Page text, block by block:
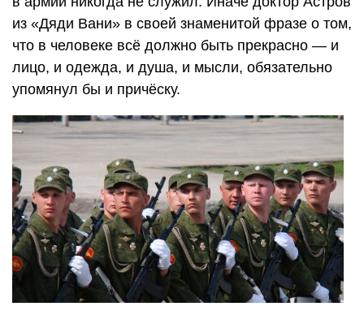
из «Дяди Вани» в своей знаменитой фразе о том,
что в человеке всё должно быть прекрасно — и
лицо, и одежда, и душа, и мысли, обязательно
упомянул бы и причёску.